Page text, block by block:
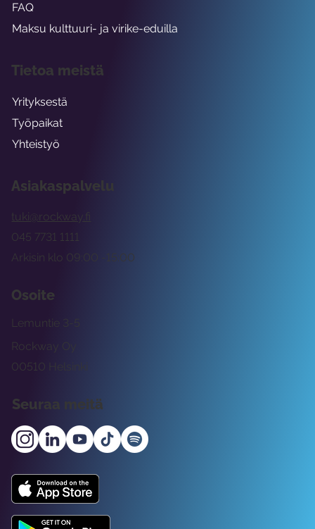
Asiakaspalvelu
tuki@rockway.fi
Arkisin klo 09:00 -15:00
045 7731 1111
Osoite
Rockway Oy
Lemuntie 3-5
00510 Helsinki
Seuraa meitä
FAQ
Maksu kulttuuri- ja virike-eduilla
Tietoa meistä
Yrityksestä
Työpaikat
Yhteistyö